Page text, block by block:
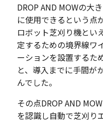
DROP AND MOWの大
に使用できるという点
ロボット芝刈り機とい
定するための境界線ワ
ーションを設置するた
と、導入までに手間が
んでした。
その点DROP AND
を認識し自動で芝刈り